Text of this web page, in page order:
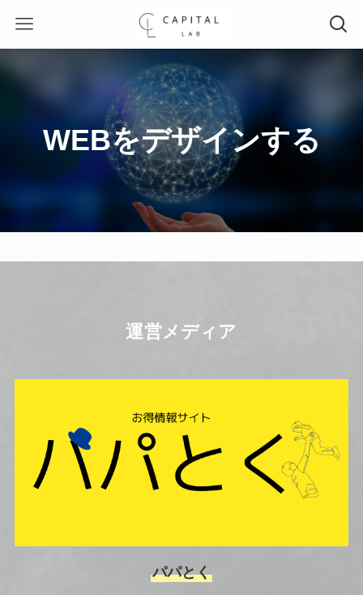
WEBをデザインする
運営メディア
パパとく